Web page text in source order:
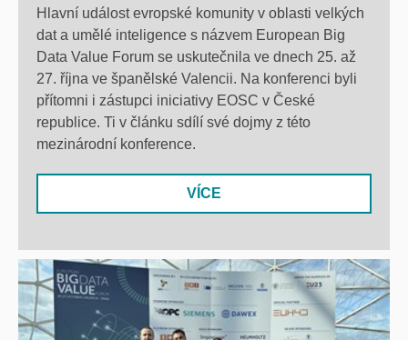
Hlavní událost evropské komunity v oblasti velkých
dat a umělé inteligence s názvem European Big
Data Value Forum se uskutečnila ve dnech 25. až
27. října ve španělské Valencii. Na konferenci byli
přítomni i zástupci iniciativy EOSC v České
republice. Ti v článku sdílí své dojmy z této
mezinárodní konference.
VÍCE